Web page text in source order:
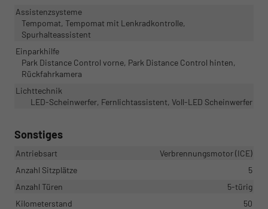
Assistenzsysteme
Tempomat, Tempomat mit Lenkradkontrolle,
Spurhalteassistent
Einparkhilfe
Park Distance Control vorne, Park Distance Control hinten,
Rückfahrkamera
Lichttechnik
LED-Scheinwerfer, Fernlichtassistent, Voll-LED Scheinwerfer
Sonstiges
Antriebsart
Verbrennungsmotor (ICE)
Anzahl Sitzplätze
5
Anzahl Türen
5-türig
Kilometerstand
50